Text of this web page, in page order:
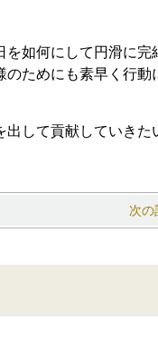
如何にして円滑に完
ためにも素早く行
して貢献していきた
次の